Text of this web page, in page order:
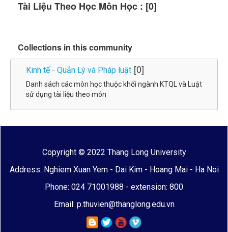
Tài Liệu Theo Học Môn Học : [0]
Collections in this community
Kinh tế - Quản Lý và Pháp luật [0]
Danh sách các môn học thuộc khối ngành KTQL và Luật
sử dụng tài liệu theo môn
Copyright © 2022 Thang Long University
Address: Nghiem Xuan Yem - Dai Kim - Hoang Mai - Ha Noi
Phone: 024 71001988 - extension: 800
Email: p.thuvien@thanglong.edu.vn